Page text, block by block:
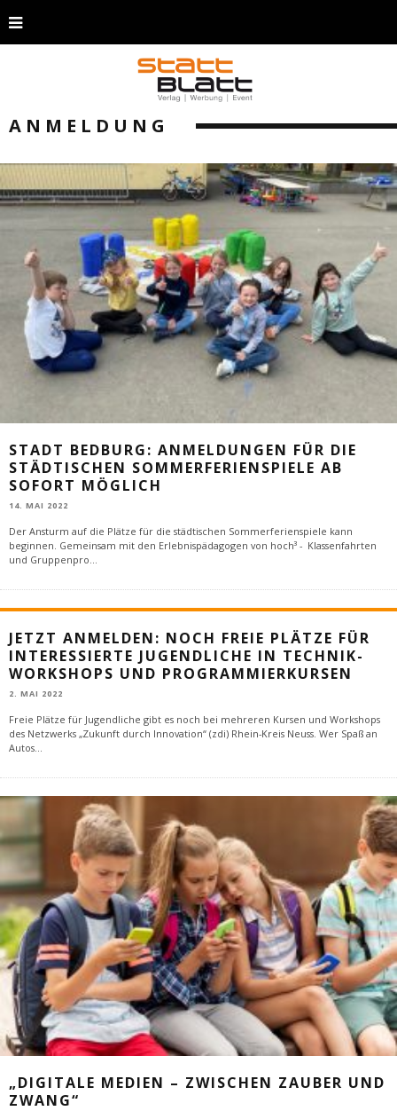
ANMELDUNG
STADT BEDBURG: ANMELDUNGEN FÜR DIE
STÄDTISCHEN SOMMERFERIENSPIELE AB
SOFORT MÖGLICH
14. MAI 2022
Der Ansturm auf die Plätze für die städtischen Sommerferienspiele kann
beginnen. Gemeinsam mit den Erlebnispädagogen von hoch³ - Klassenfahrten
und Gruppenpro...
JETZT ANMELDEN: NOCH FREIE PLÄTZE FÜR
INTERESSIERTE JUGENDLICHE IN TECHNIK-
WORKSHOPS UND PROGRAMMIERKURSEN
2. MAI 2022
Freie Plätze für Jugendliche gibt es noch bei mehreren Kursen und Workshops
des Netzwerks „Zukunft durch Innovation“ (zdi) Rhein-Kreis Neuss. Wer Spaß an
Autos...
„DIGITALE MEDIEN – ZWISCHEN ZAUBER UND
ZWANG“